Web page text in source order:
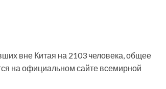
вне Китая на 2103 человека, общее
на официальном сайте всемирной